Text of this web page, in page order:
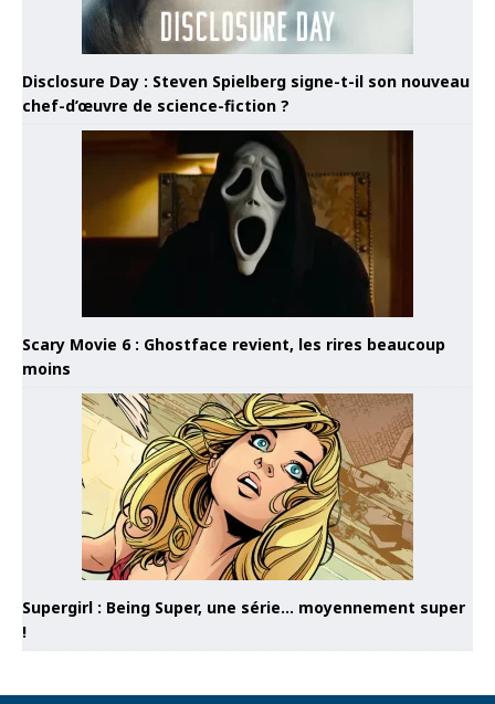
Disclosure Day : Steven Spielberg signe-t-il son nouveau
chef-d’œuvre de science-fiction ?
Scary Movie 6 : Ghostface revient, les rires beaucoup
moins
Supergirl : Being Super, une série… moyennement super
!